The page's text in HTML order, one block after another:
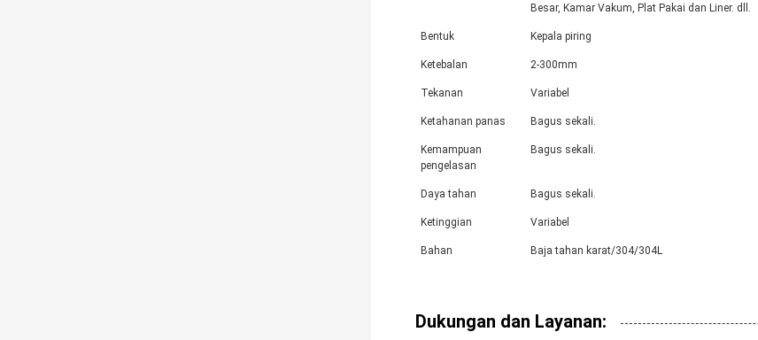
Besar, Kamar Vakum, Plat Pakai dan Liner. dll.
Bentuk Kepala piring
Ketebalan 2-300mm
Tekanan Variabel
Ketahanan panas Bagus sekali.
Kemampuan
pengelasan
Bagus sekali.
Daya tahan Bagus sekali.
Ketinggian Variabel
Bahan Baja tahan karat/304/304L
Dukungan dan Layanan: